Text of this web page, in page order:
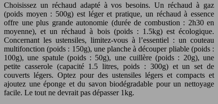
Choisissez un réchaud adapté à vos besoins. Un réchaud à gaz
(poids moyen : 500g) est léger et pratique, un réchaud à essence
offre une plus grande autonomie (durée de combustion : 2h30 en
moyenne), et un réchaud à bois (poids : 1.5kg) est écologique.
Concernant les ustensiles, limitez-vous à l’essentiel : un couteau
multifonction (poids : 150g), une planche à découper pliable (poids :
100g), une spatule (poids : 50g), une cuillère (poids : 20g), une
petite casserole (capacité 1.5 litres, poids : 300g) et un set de
couverts légers. Optez pour des ustensiles légers et compacts et
ajoutez une éponge et du savon biodégradable pour un nettoyage
facile. Le tout ne devrait pas dépasser 1kg.